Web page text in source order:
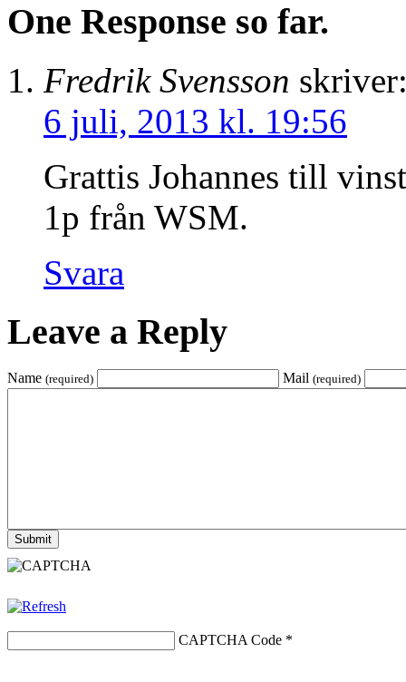
One Response so far.
Fredrik Svensson
6 juli, 2013 kl. 19:56
Grattis Johannes till
1p från WSM.
Svara
Leave a Reply
Name (required) Mail (required)
CAPTCHA Code *